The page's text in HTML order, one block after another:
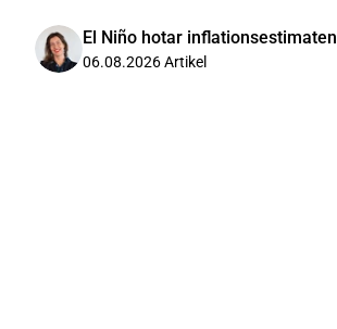
El Niño hotar inflationsestimaten
06.08.2026Artikel